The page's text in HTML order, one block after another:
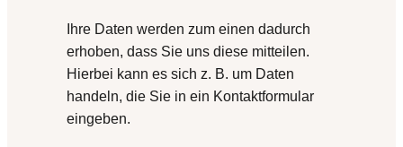
Ihre Daten werden zum einen dadurch
erhoben, dass Sie uns diese mitteilen.
Hierbei kann es sich z. B. um Daten
handeln, die Sie in ein Kontaktformular
eingeben.